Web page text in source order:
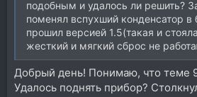
подобным и удалось ли решить?
поменял вспухший конденсатор в
прошил версией 1.5(такая и
жесткий и мягкий сброс не
Добрый день! Понимаю, что теме
Удалось поднять прибор?